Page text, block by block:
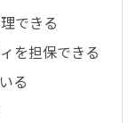
できる
を担保できる
る